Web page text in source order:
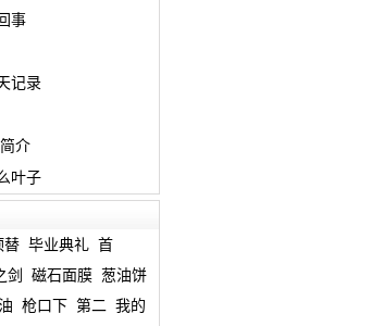
事
记录
介
叶子
替 毕业典礼 首
剑 磁石面膜
葱油饼
枪口下 第二 我的